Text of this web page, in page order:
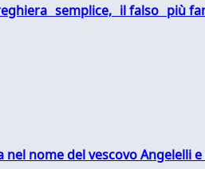
semplice, il falso più
nel nome del vescovo Angelelli